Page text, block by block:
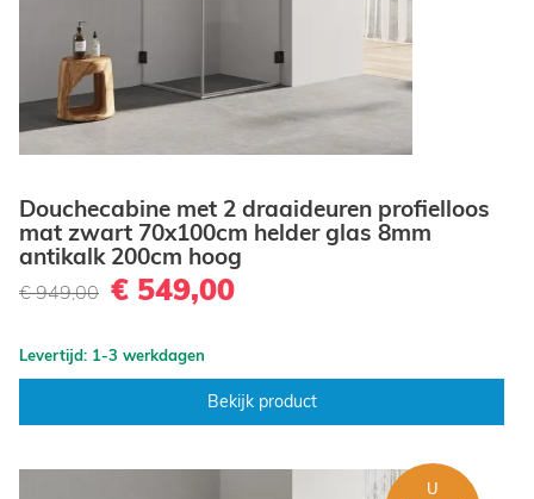
Douchecabine met 2 draaideuren profielloos
mat zwart 70x100cm helder glas 8mm
antikalk 200cm hoog
€ 949,00 € 549,00
Levertijd: 1-3 werkdagen
Bekijk product
U